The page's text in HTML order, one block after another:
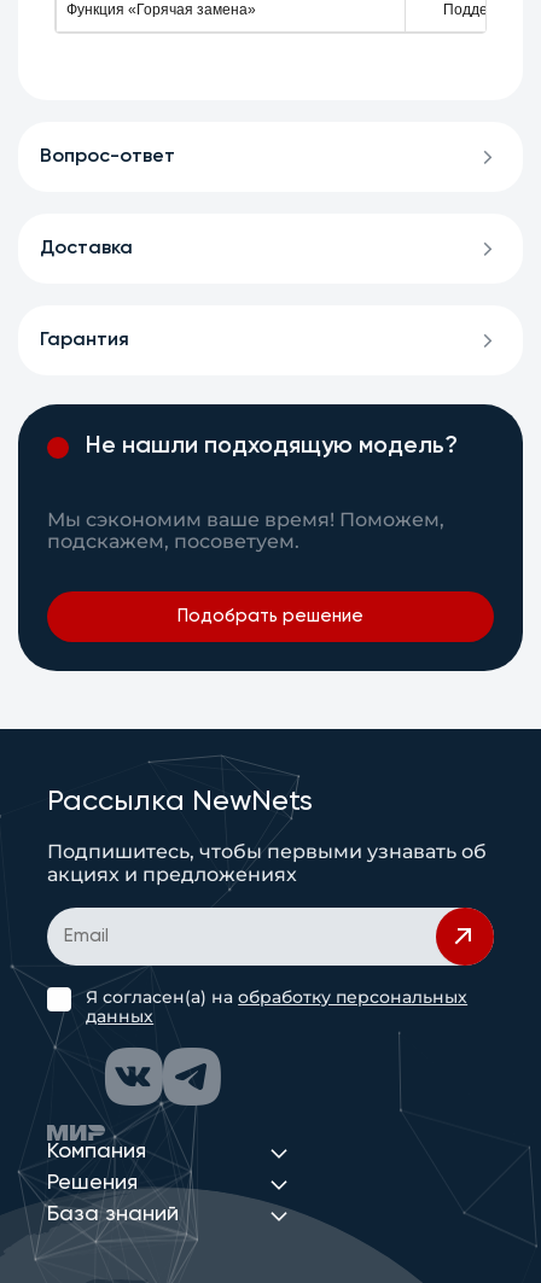
Функция «Горячая замена»
Вопрос-ответ
Доставка
Гарантия
Не нашли подходящую модель?
Мы сэкономим ваше время! Поможем,
подскажем, посоветуем.
Подобрать решение
Компания
Решения
База знаний
Рассылка NewNets
Подпишитесь, чтобы первыми узнавать об
акциях и предложениях
Я согласен(а) наобработку персональных
данных